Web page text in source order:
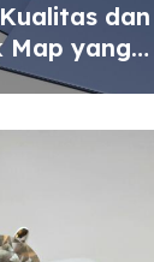
dan
Map yang